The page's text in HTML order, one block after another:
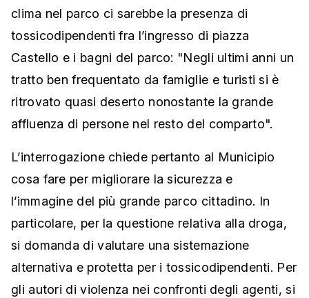
clima nel parco ci sarebbe la presenza di
tossicodipendenti fra l’ingresso di piazza
Castello e i bagni del parco: "Negli ultimi anni un
tratto ben frequentato da famiglie e turisti si è
ritrovato quasi deserto nonostante la grande
affluenza di persone nel resto del comparto".
L’interrogazione chiede pertanto al Municipio
cosa fare per migliorare la sicurezza e
l’immagine del più grande parco cittadino. In
particolare, per la questione relativa alla droga,
si domanda di valutare una sistemazione
alternativa e protetta per i tossicodipendenti. Per
gli autori di violenza nei confronti degli agenti, si